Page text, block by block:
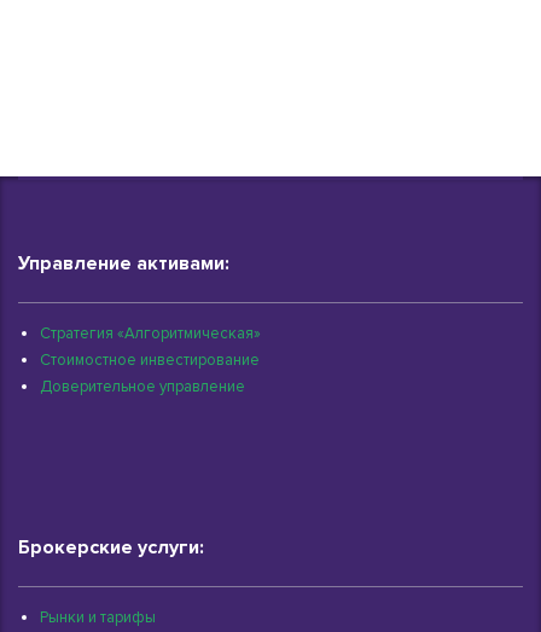
Управление активами:
Стратегия «Алгоритмическая»
Стоимостное инвестирование
Доверительное управление
Брокерские услуги:
Рынки и тарифы